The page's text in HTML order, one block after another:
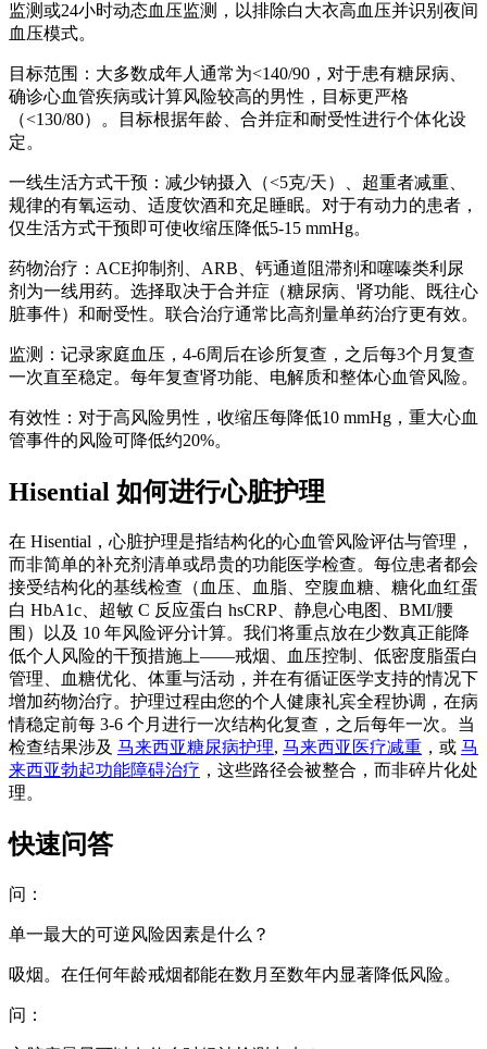
监测或24小时动态血压监测，以排除白大衣高血压并识别夜间
血压模式。
目标范围：大多数成年人通常为<140/90，对于患有糖尿病、
确诊心血管疾病或计算风险较高的男性，目标更严格
（<130/80）。目标根据年龄、合并症和耐受性进行个体化设
定。
一线生活方式干预：减少钠摄入（<5克/天）、超重者减重、
规律的有氧运动、适度饮酒和充足睡眠。对于有动力的患者，
仅生活方式干预即可使收缩压降低5-15 mmHg。
药物治疗：ACE抑制剂、ARB、钙通道阻滞剂和噻嗪类利尿
剂为一线用药。选择取决于合并症（糖尿病、肾功能、既往心
脏事件）和耐受性。联合治疗通常比高剂量单药治疗更有效。
监测：记录家庭血压，4-6周后在诊所复查，之后每3个月复查
一次直至稳定。每年复查肾功能、电解质和整体心血管风险。
有效性：对于高风险男性，收缩压每降低10 mmHg，重大心血
管事件的风险可降低约20%。
Hisential 如何进行心脏护理
在 Hisential，心脏护理是指结构化的心血管风险评估与管理，
而非简单的补充剂清单或昂贵的功能医学检查。每位患者都会
接受结构化的基线检查（血压、血脂、空腹血糖、糖化血红蛋
白 HbA1c、超敏 C 反应蛋白 hsCRP、静息心电图、BMI/腰
围）以及 10 年风险评分计算。我们将重点放在少数真正能降
低个人风险的干预措施上——戒烟、血压控制、低密度脂蛋白
管理、血糖优化、体重与活动，并在有循证医学支持的情况下
增加药物治疗。护理过程由您的个人健康礼宾全程协调，在病
情稳定前每 3-6 个月进行一次结构化复查，之后每年一次。当
检查结果涉及 马来西亚糖尿病护理, 马来西亚医疗减重 ，或 马
来西亚勃起功能障碍治疗 ，这些路径会被整合，而非碎片化处
理。
快速问答
问：
单一最大的可逆风险因素是什么？
吸烟。在任何年龄戒烟都能在数月至数年内显著降低风险。
问：